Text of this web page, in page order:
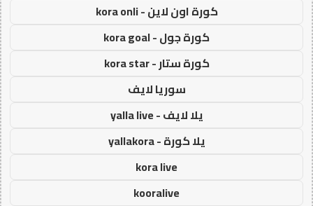
كورة اون لاين - kora onli
كورة جول - kora goal
كورة ستار - kora star
سوريا لايف
يلا لايف - yalla live
يلا كورة - yallakora
kora live
kooralive